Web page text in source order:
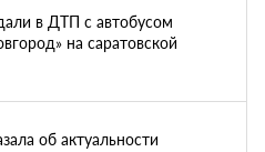
в ДТП с автобусом
на саратовской
об актуальности